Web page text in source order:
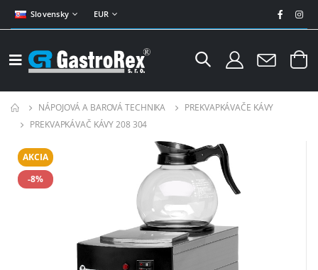
Slovensky EUR
NÁPOJOVÁ A BAROVÁ TECHNIKA
PREKVAPKÁVAČE KÁVY
PREKVAPKÁVAČ KÁVY 208 304
AKCIA
-8%